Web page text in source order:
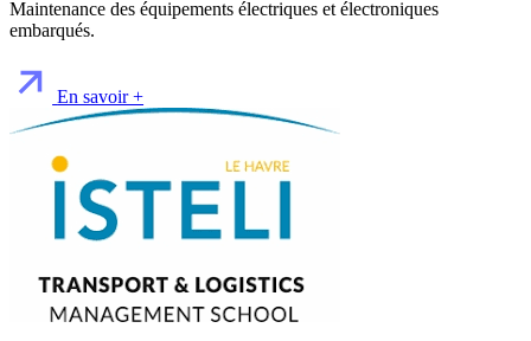
Maintenance des équipements électriques et électroniques
embarqués.
En savoir +